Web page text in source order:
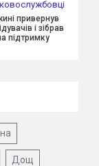
привернув
і зібрав
підтримку
Дощ